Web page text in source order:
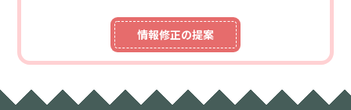
情報修正の提案